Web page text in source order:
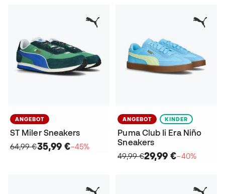
ANGEBOT
ST Miler Sneakers
64,99 €35,99 €−45%
ANGEBOT KINDER
Puma Club Ii Era Niño
Sneakers
49,99 €29,99 €−40%